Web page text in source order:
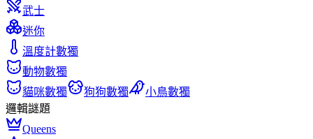
武士
迷你
溫度計數獨
動物數獨
貓咪數獨
狗狗數獨
小鳥數獨
邏輯謎題
Queens